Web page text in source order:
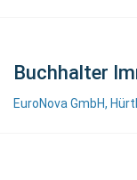
Buchhalter
EuroNova GmbH,